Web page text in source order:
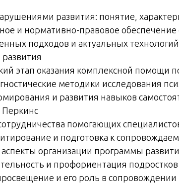
развития: понятие,
и нормативно-правовое
подходов и актуальных
этап оказания комплексной помощи
методики исследования
и развития навыков
Перкинс
помогающих
и подготовка к
организации программы
и профориентация
и его роль в